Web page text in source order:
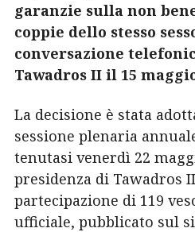
garanzie sulla non
coppie dello stesso
conversazione
Tawadros II il 15
La decisione è stata
sessione plenaria
tenutasi venerdì 22
presidenza di Tawadros
partecipazione di 119
ufficiale, pubblicato sul